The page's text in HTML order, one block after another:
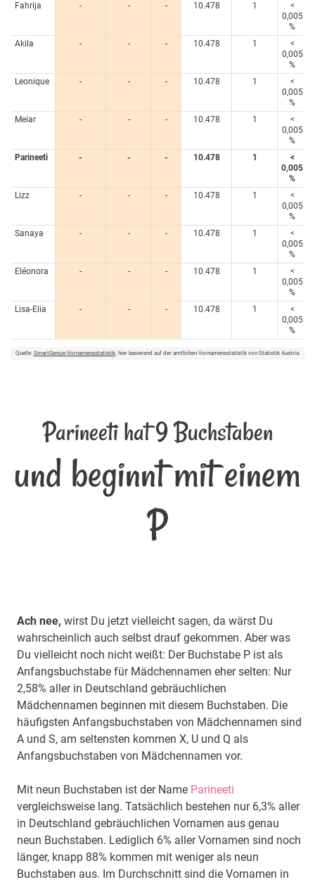
Fahrija
- - - 10.478 1
<
0,005
%
Akila
- - - 10.478 1
<
0,005
%
Leonique
- - - 10.478 1
<
0,005
%
Meiar
- - - 10.478 1
<
0,005
%
Parineeti
- - - 10.478 1
<
0,005
%
Lizz
- - - 10.478 1
<
0,005
%
Sanaya
- - - 10.478 1
<
0,005
%
Eléonora
- - - 10.478 1
<
0,005
%
Lisa-Elia
- - - 10.478 1
<
0,005
%
Quelle: SmartGenius-Vornamensstatistik, hier basierend auf der amtlichen Vornamensstatistik von Statistik Austria.
Parineeti hat 9 Buchstaben
und beginnt mit einem
P
Ach nee, wirst Du jetzt vielleicht sagen, da wärst Du
wahrscheinlich auch selbst drauf gekommen. Aber was
Du vielleicht noch nicht weißt: Der Buchstabe P ist als
Anfangsbuchstabe für Mädchennamen eher selten: Nur
2,58% aller in Deutschland gebräuchlichen
Mädchennamen beginnen mit diesem Buchstaben. Die
häufigsten Anfangsbuchstaben von Mädchennamen sind
A und S, am seltensten kommen X, U und Q als
Anfangsbuchstaben von Mädchennamen vor.
Mit neun Buchstaben ist der Name Parineeti
vergleichsweise lang. Tatsächlich bestehen nur 6,3% aller
in Deutschland gebräuchlichen Vornamen aus genau
neun Buchstaben. Lediglich 6% aller Vornamen sind noch
länger, knapp 88% kommen mit weniger als neun
Buchstaben aus. Im Durchschnitt sind die Vornamen in